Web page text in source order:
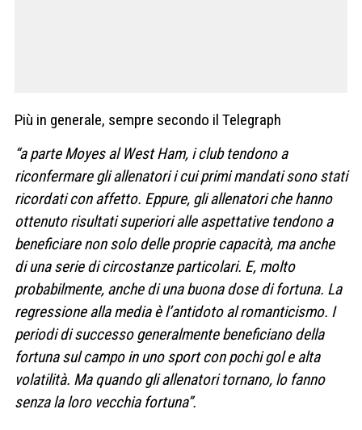
Più in generale, sempre secondo il Telegraph
“a parte Moyes al West Ham, i club tendono a
riconfermare gli allenatori i cui primi mandati sono stati
ricordati con affetto. Eppure, gli allenatori che hanno
ottenuto risultati superiori alle aspettative tendono a
beneficiare non solo delle proprie capacità, ma anche
di una serie di circostanze particolari. E, molto
probabilmente, anche di una buona dose di fortuna. La
regressione alla media è l’antidoto al romanticismo. I
periodi di successo generalmente beneficiano della
fortuna sul campo in uno sport con pochi gol e alta
volatilità. Ma quando gli allenatori tornano, lo fanno
senza la loro vecchia fortuna”.